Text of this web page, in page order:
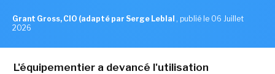
Grant Gross, CIO (adapté par Serge Leblal , publié le 06 Juillet
2026
L'équipementier a devancé l'utilisation